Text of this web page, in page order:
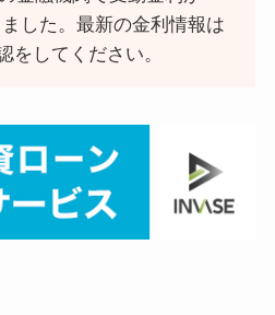
した。最新の金利情報は
をしてください。